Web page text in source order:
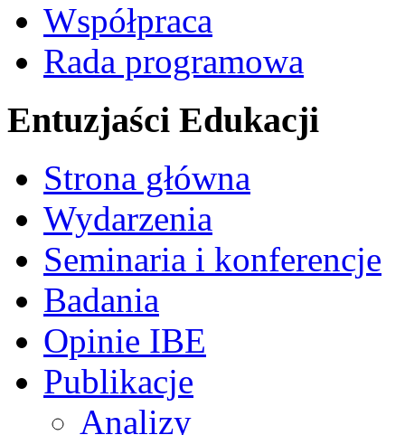
Współpraca
Rada programowa
Entuzjaści Edukacji
Strona główna
Wydarzenia
Seminaria i konferencje
Badania
Opinie IBE
Publikacje
Analizy